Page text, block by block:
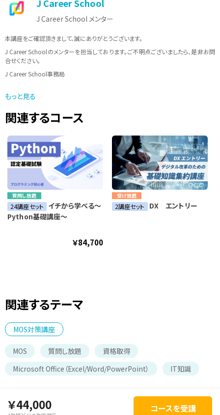
J Career School
J Career School メンター
本講座をご確認頂きまして、誠にありがとうございます。
J Career Schoolのメンターを担当しております。ご不明点ございましたら、是非お問
合せください。
J Career School事務局
受付時間 10：00〜17：00（土日祝日、夏季休暇、年末年始等を除く）
もっと見る
関連するコース
質問し放題
24講座セット イチから学べる～
Python基礎講座～
￥84,700
受け放題
2講座セット DX エントリー
関連するテーマ
MOS対策講座
MOS 質問し放題
資格取得
Microsoft Office（Excel/Word/PowerPoint）
IT知識
￥44,000 コースを受講